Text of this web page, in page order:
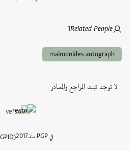
Related People
1
maimonides autograph
لا توجد ثبت المراجع والمصادر
في PGP منذ 2017